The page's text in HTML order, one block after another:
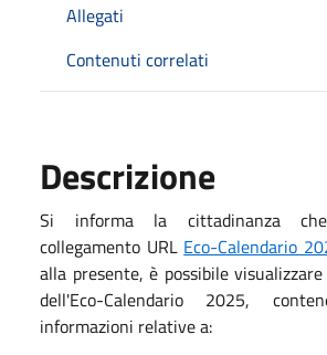
Allegati
Contenuti correlati
Descrizione
Si informa la cittadinanza
collegamento URL Eco-Calendario
alla presente, è possibile
dell'Eco-Calendario 2025,
informazioni relative a: